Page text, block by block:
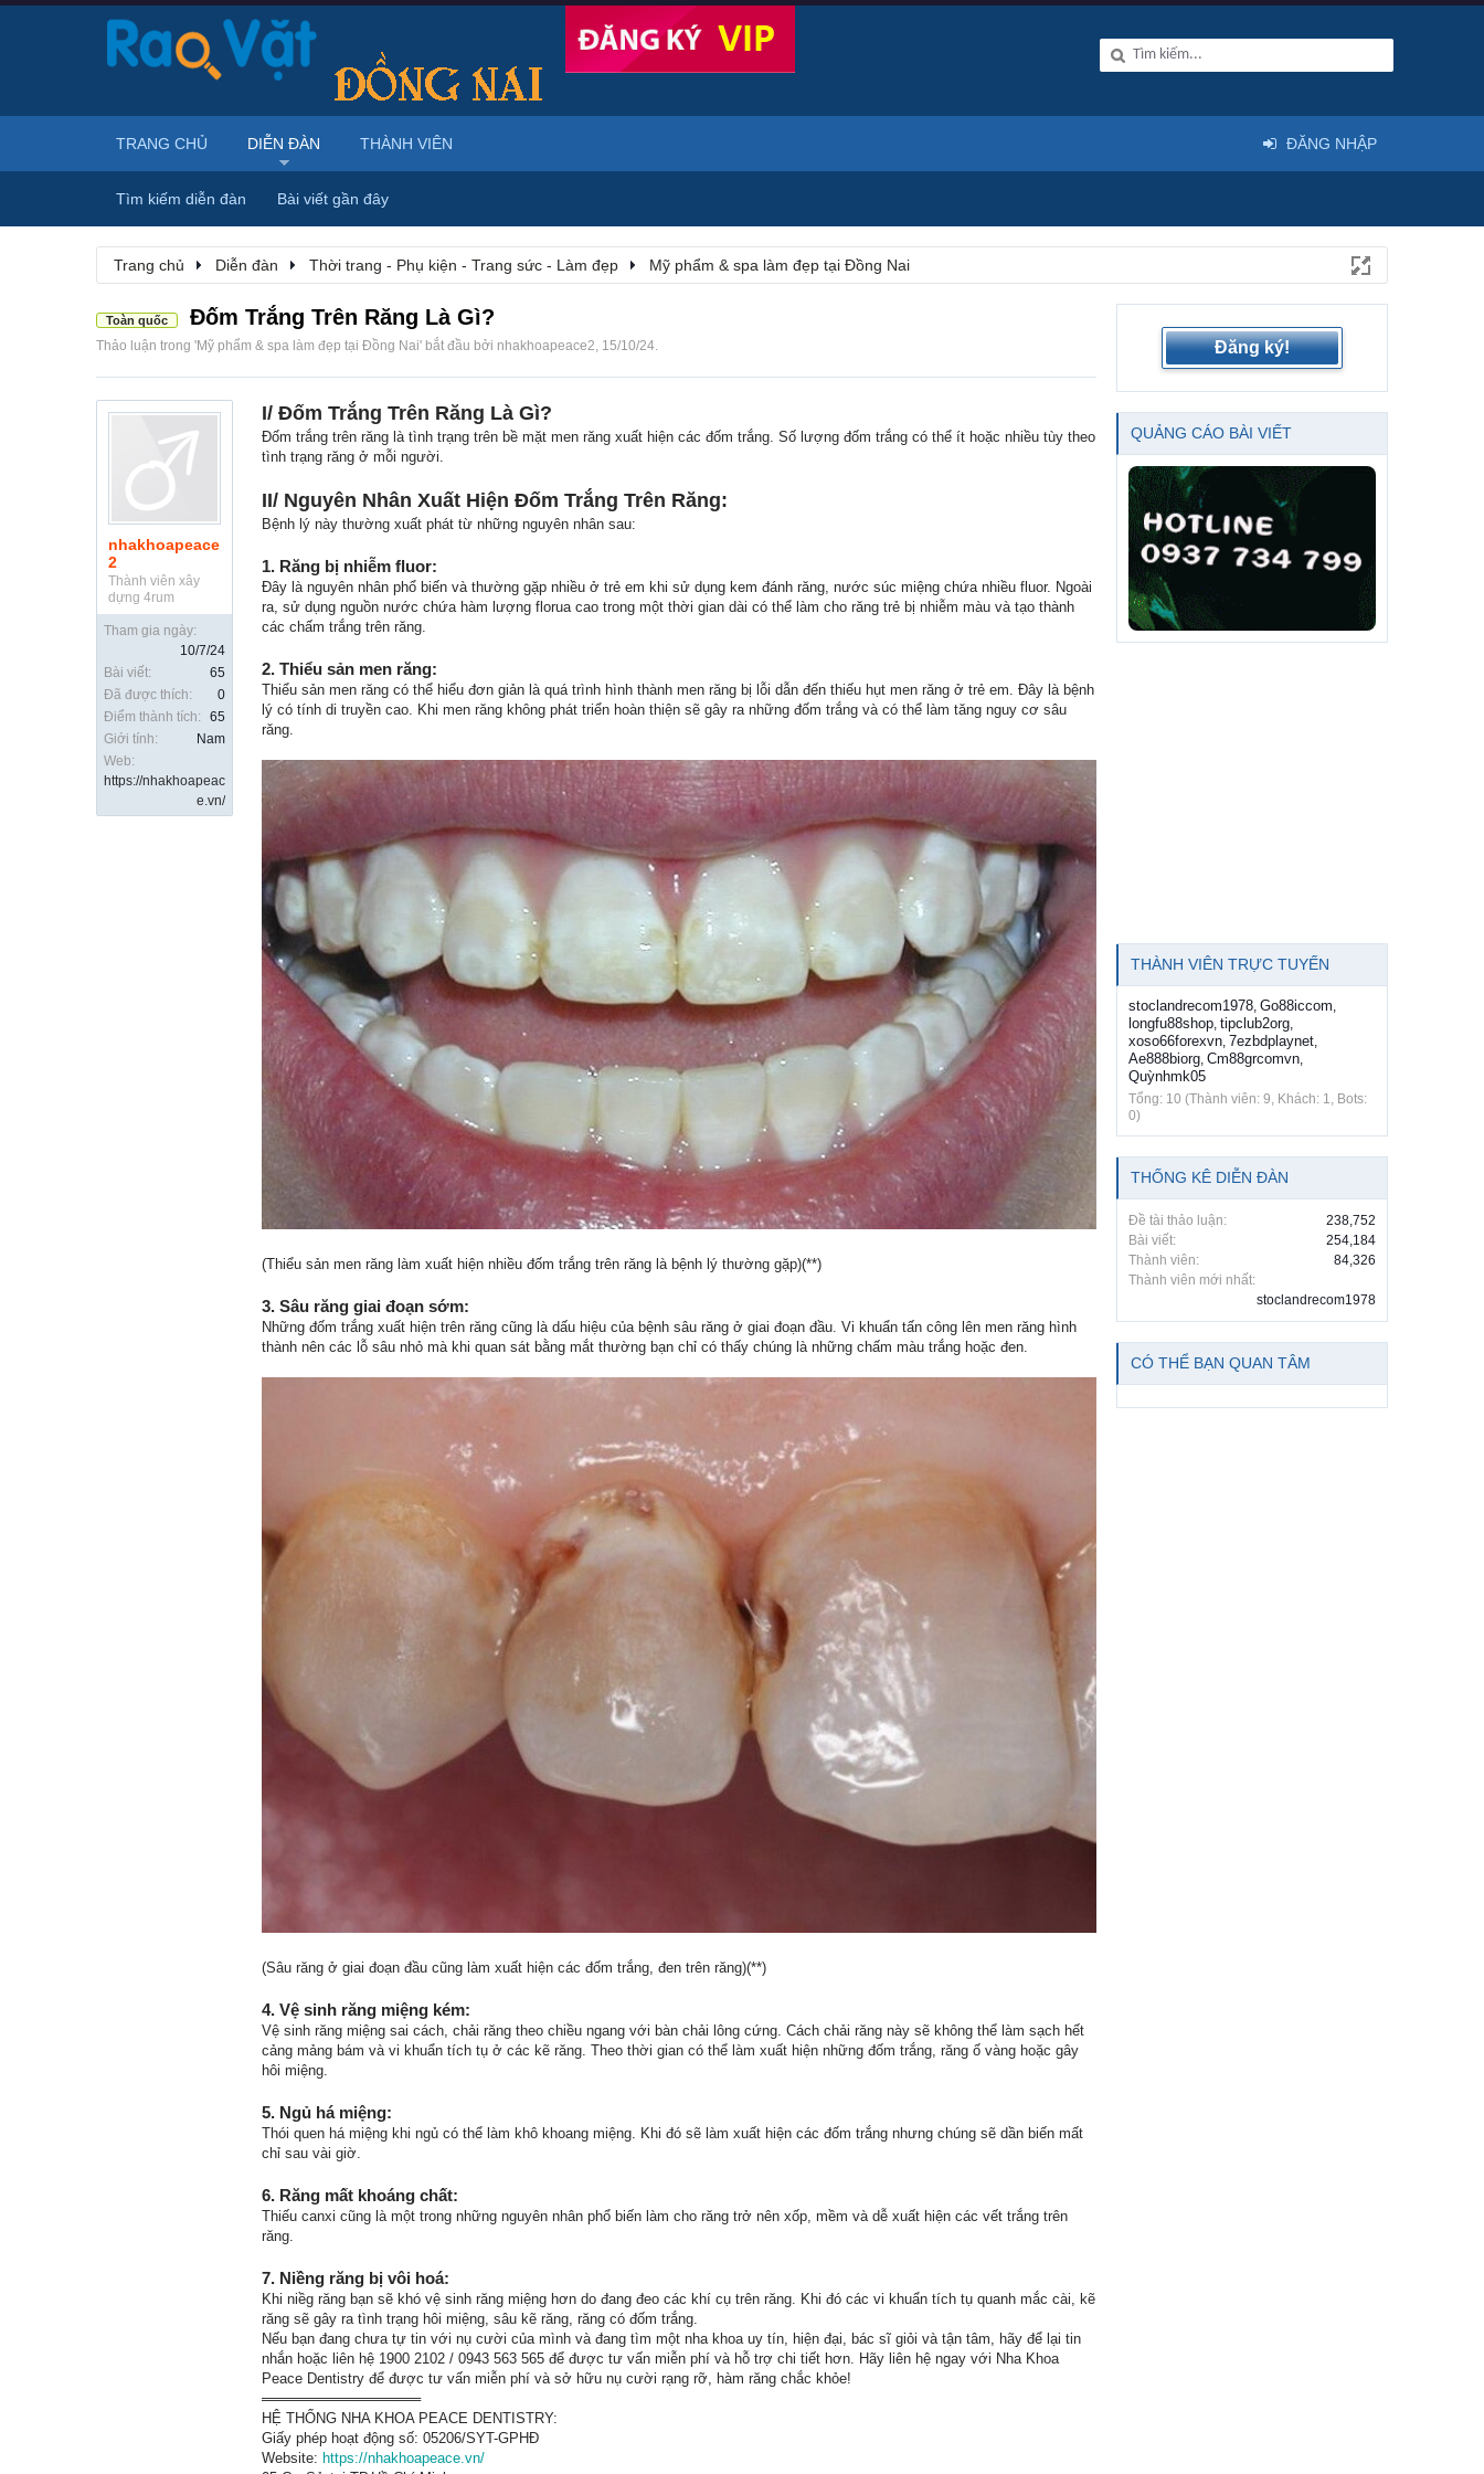
Trang chủ Diễn đàn Thời trang - Phụ kiện - Trang sức - Làm đẹp Mỹ phẩm & spa làm đẹp tại Đồng Nai
Toàn quốc Đốm Trắng Trên Răng Là Gì?
Thảo luận trong 'Mỹ phẩm & spa làm đẹp tại Đồng Nai' bắt đầu bởi nhakhoapeace2, 15/10/24.
nhakhoapeace
2
Thành viên xây
dựng 4rum
Tham gia ngày:
10/7/24
Bài viết:
65
Đã được thích:
0
Điểm thành tích:
65
Giới tính:
Nam
Web:
https://nhakhoapeac
e.vn/
I/ Đốm Trắng Trên Răng Là Gì?
Đốm trắng trên răng là tình trạng trên bề mặt men răng xuất hiện các đốm trắng. Số lượng đốm trắng có thể ít hoặc nhiều tùy theo
tình trạng răng ở mỗi người.
II/ Nguyên Nhân Xuất Hiện Đốm Trắng Trên Răng:
Bệnh lý này thường xuất phát từ những nguyên nhân sau:
1. Răng bị nhiễm fluor:
Đây là nguyên nhân phổ biến và thường gặp nhiều ở trẻ em khi sử dụng kem đánh răng, nước súc miệng chứa nhiều fluor. Ngoài
ra, sử dụng nguồn nước chứa hàm lượng florua cao trong một thời gian dài có thể làm cho răng trẻ bị nhiễm màu và tạo thành
các chấm trắng trên răng.
2. Thiểu sản men răng:
Thiểu sản men răng có thể hiểu đơn giản là quá trình hình thành men răng bị lỗi dẫn đến thiếu hụt men răng ở trẻ em. Đây là bệnh
lý có tính di truyền cao. Khi men răng không phát triển hoàn thiện sẽ gây ra những đốm trắng và có thể làm tăng nguy cơ sâu
răng.
(Thiểu sản men răng làm xuất hiện nhiều đốm trắng trên răng là bệnh lý thường gặp)(**)
3. Sâu răng giai đoạn sớm:
Những đốm trắng xuất hiện trên răng cũng là dấu hiệu của bệnh sâu răng ở giai đoạn đầu. Vi khuẩn tấn công lên men răng hình
thành nên các lỗ sâu nhỏ mà khi quan sát bằng mắt thường bạn chỉ có thấy chúng là những chấm màu trắng hoặc đen.
(Sâu răng ở giai đoạn đầu cũng làm xuất hiện các đốm trắng, đen trên răng)(**)
4. Vệ sinh răng miệng kém:
Vệ sinh răng miệng sai cách, chải răng theo chiều ngang với bàn chải lông cứng. Cách chải răng này sẽ không thể làm sạch hết
cảng mảng bám và vi khuẩn tích tụ ở các kẽ răng. Theo thời gian có thể làm xuất hiện những đốm trắng, răng ố vàng hoặc gây
hôi miệng.
5. Ngủ há miệng:
Thói quen há miệng khi ngủ có thể làm khô khoang miệng. Khi đó sẽ làm xuất hiện các đốm trắng nhưng chúng sẽ dần biến mất
chỉ sau vài giờ.
6. Răng mất khoáng chất:
Thiếu canxi cũng là một trong những nguyên nhân phổ biến làm cho răng trở nên xốp, mềm và dễ xuất hiện các vết trắng trên
răng.
7. Niềng răng bị vôi hoá:
Khi niềg răng bạn sẽ khó vệ sinh răng miệng hơn do đang đeo các khí cụ trên răng. Khi đó các vi khuẩn tích tụ quanh mắc cài, kẽ
răng sẽ gây ra tình trạng hôi miệng, sâu kẽ răng, răng có đốm trắng.
Nếu bạn đang chưa tự tin với nụ cười của mình và đang tìm một nha khoa uy tín, hiện đại, bác sĩ giỏi và tận tâm, hãy để lại tin
nhắn hoặc liên hệ 1900 2102 / 0943 563 565 để được tư vấn miễn phí và hỗ trợ chi tiết hơn. Hãy liên hệ ngay với Nha Khoa
Peace Dentistry để được tư vấn miễn phí và sở hữu nụ cười rạng rỡ, hàm răng chắc khỏe!
════════════════
HỆ THỐNG NHA KHOA PEACE DENTISTRY:
Giấy phép hoạt động số: 05206/SYT-GPHĐ
Website: https://nhakhoapeace.vn/
Đăng ký!
QUẢNG CÁO BÀI VIẾT
THÀNH VIÊN TRỰC TUYẾN
stoclandrecom1978, Go88iccom,
longfu88shop, tipclub2org,
xoso66forexvn, 7ezbdplaynet,
Ae888biorg, Cm88grcomvn,
Quỳnhmk05
Tổng: 10 (Thành viên: 9, Khách: 1, Bots:
0)
THỐNG KÊ DIỄN ĐÀN
Đề tài thảo luận:
238,752
Bài viết:
254,184
Thành viên:
84,326
Thành viên mới nhất:
stoclandrecom1978
CÓ THỂ BẠN QUAN TÂM
TRANG CHỦ DIỄN ĐÀN
Tìm kiếm diễn đàn Bài viết gần đây
THÀNH VIÊN ĐĂNG NHẬP